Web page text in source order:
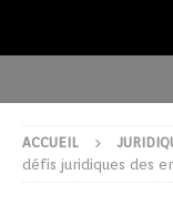
ACCUEIL
défis juridiques des